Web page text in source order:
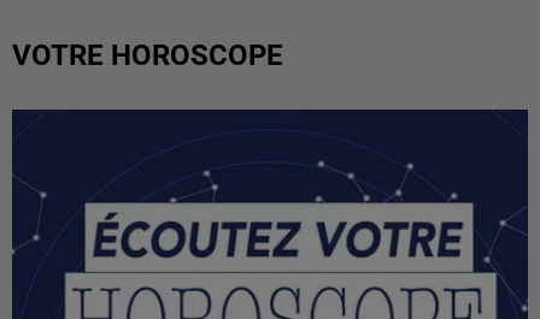
VOTRE HOROSCOPE